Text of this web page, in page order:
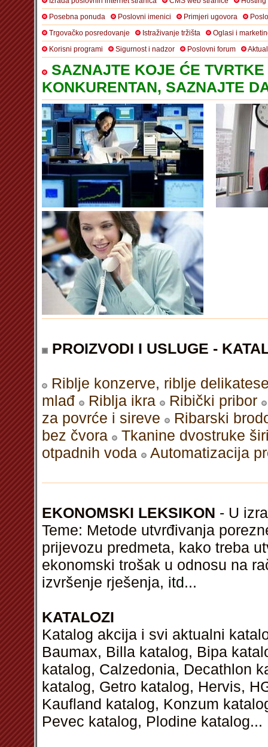
Posebna ponuda
Poslovni imenici Primjeri ugovora
Trgovačko posredovanje
Istraživanje tržišta
Oglasi i
Korisni programi
Sigurnost i nadzor Poslovni forum
SAZNAJTE KOJE ĆE
KONKURENTAN, SAZNAJTE
PROIZVODI I USLUGE -
Riblje konzerve, riblje
mlađ
Riblja ikra
Ribički pribor
za povrće i sireve
Ribarski
bez čvora
Tkanine dvostruke
otpadnih voda
Automatizacija
EKONOMSKI LEKSIKON - U
Teme: Metode utvrđivanja
prijevozu predmeta, kako treba
ekonomski trošak u odnosu na
izvršenje rješenja, itd...
KATALOZI
Katalog akcija i svi aktualni
Baumax, Billa katalog, Bipa
katalog, Calzedonia, Decathlon
katalog, Getro katalog, Hervis,
Kaufland katalog, Konzum
Pevec katalog, Plodine katalog...